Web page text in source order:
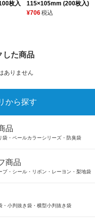
枚入
115×105mm (200枚入)
¥706税込
した商品
ありません
から探す
品
袋・ペールカラーシリーズ・防臭袋
商品
ブ・シール・リボン・レーヨン・梨地袋
・小判抜き袋・横型小判抜き袋